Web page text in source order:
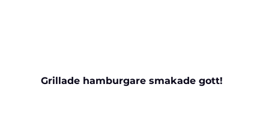
Grillade hamburgare smakade gott!